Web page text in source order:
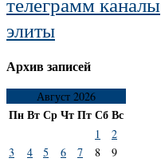
элиты
Архив записей
Август 2026
ПнВтСрЧтПтСбВс
1
2
3
4 5 6 7 8
9